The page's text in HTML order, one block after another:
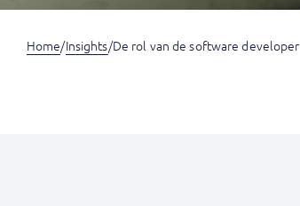
Home/Insights/De rol van de software developer